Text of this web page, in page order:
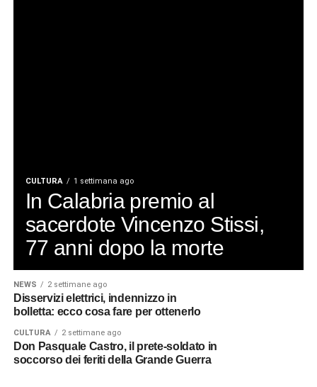
CULTURA 1 settimana ago
In Calabria premio al
sacerdote Vincenzo Stissi,
77 anni dopo la morte
NEWS 2 settimane ago
Disservizi elettrici, indennizzo in
bolletta: ecco cosa fare per ottenerlo
CULTURA 2 settimane ago
Don Pasquale Castro, il prete-soldato in
soccorso dei feriti della Grande Guerra